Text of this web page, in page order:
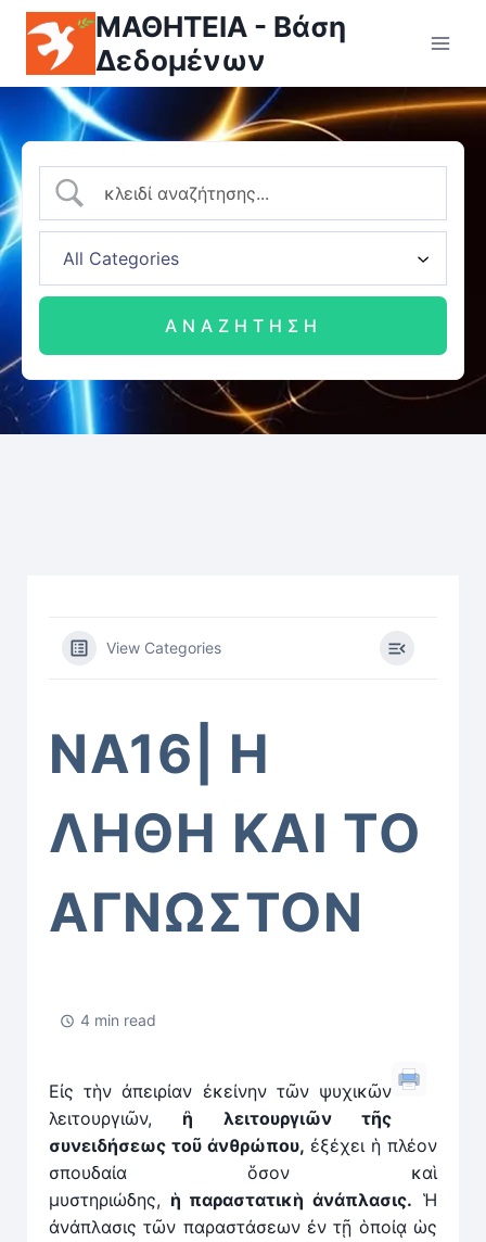
ΜΑΘΗΤΕΙΑ - Βάση
Δεδομένων
View Categories
ΝΑ16| Η
ΛΗΘΗ ΚΑΙ ΤΟ
ΑΓΝΩΣΤΟΝ
4 min read
Εἰς τὴν ἀπειρίαν ἐκείνην τῶν ψυχικῶν
λειτουργιῶν, ἢ λειτουργιῶν τῆς
συνειδήσεως τοῦ ἀνθρώπου, ἐξέχει ἡ πλέον
σπουδαία ὅσον καὶ
μυστηριώδης, ἡ παραστατικὴ ἀνάπλασις. Ἡ
ἀνάπλασις τῶν παραστάσεων ἐν τῇ ὁποίᾳ ὡς